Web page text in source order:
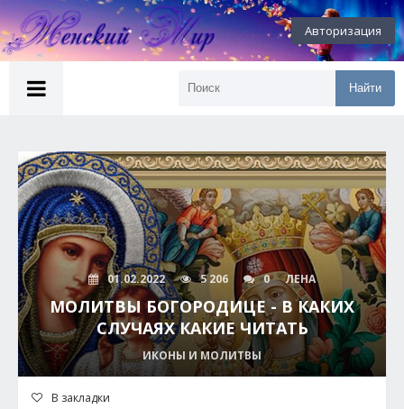
Авторизация
Найти
01.02.2022 5 206 0 ЛЕНА
МОЛИТВЫ БОГОРОДИЦЕ - В КАКИХ
СЛУЧАЯХ КАКИЕ ЧИТАТЬ
ИКОНЫ И МОЛИТВЫ
В закладки